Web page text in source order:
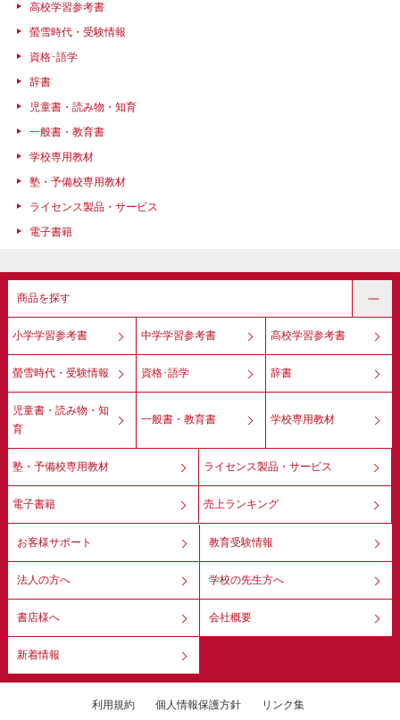
高校学習参考書
螢雪時代・受験情報
資格･語学
辞書
児童書・読み物・知育
一般書・教育書
学校専用教材
塾・予備校専用教材
ライセンス製品・サービス
電子書籍
商品を探す
小学学習参考書 中学学習参考書 高校学習参考書
螢雪時代・受験情報 資格･語学 辞書
児童書・読み物・知
育
一般書・教育書 学校専用教材
塾・予備校専用教材 ライセンス製品・サービス
電子書籍 売上ランキング
お客様サポート 教育受験情報
法人の方へ 学校の先生方へ
書店様へ 会社概要
新着情報
利用規約 個人情報保護方針 リンク集